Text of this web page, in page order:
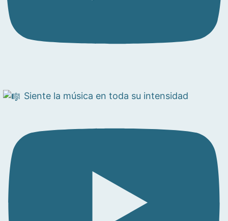
Siente la música en toda su intensidad